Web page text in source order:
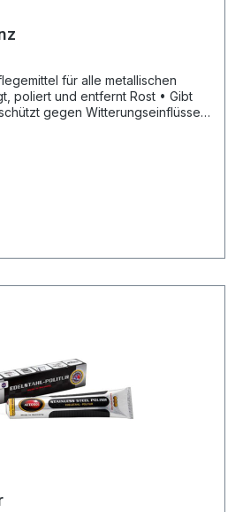
für alle metallischen
gegen Witterungseinflüsse
für die Kunststoffindustrie, usw.